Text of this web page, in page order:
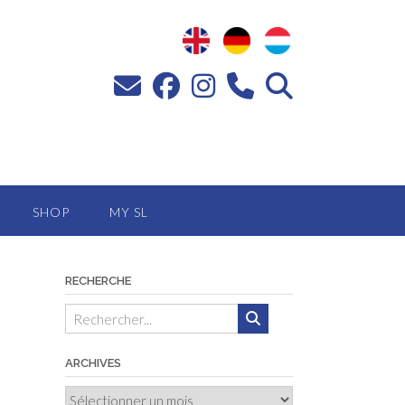
SHOP MY SL
RECHERCHE
ARCHIVES
Archives